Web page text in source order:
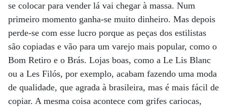
se colocar para vender lá vai chegar à massa. Num
primeiro momento ganha-se muito dinheiro. Mas depois
perde-se com esse lucro porque as peças dos estilistas
são copiadas e vão para um varejo mais popular, como o
Bom Retiro e o Brás. Lojas boas, como a Le Lis Blanc
ou a Les Filós, por exemplo, acabam fazendo uma moda
de qualidade, que agrada à brasileira, mas é mais fácil de
copiar. A mesma coisa acontece com grifes cariocas,